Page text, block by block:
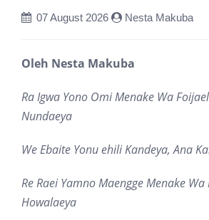
07 August 2026 Nesta Makuba
Oleh Nesta Makuba
Ra Igwa Yono Omi Menake Wa
Nundaeya
We Ebaite Yonu ehili Kandeya, Ana
Re Raei Yamno Maengge Menake
Howalaeya